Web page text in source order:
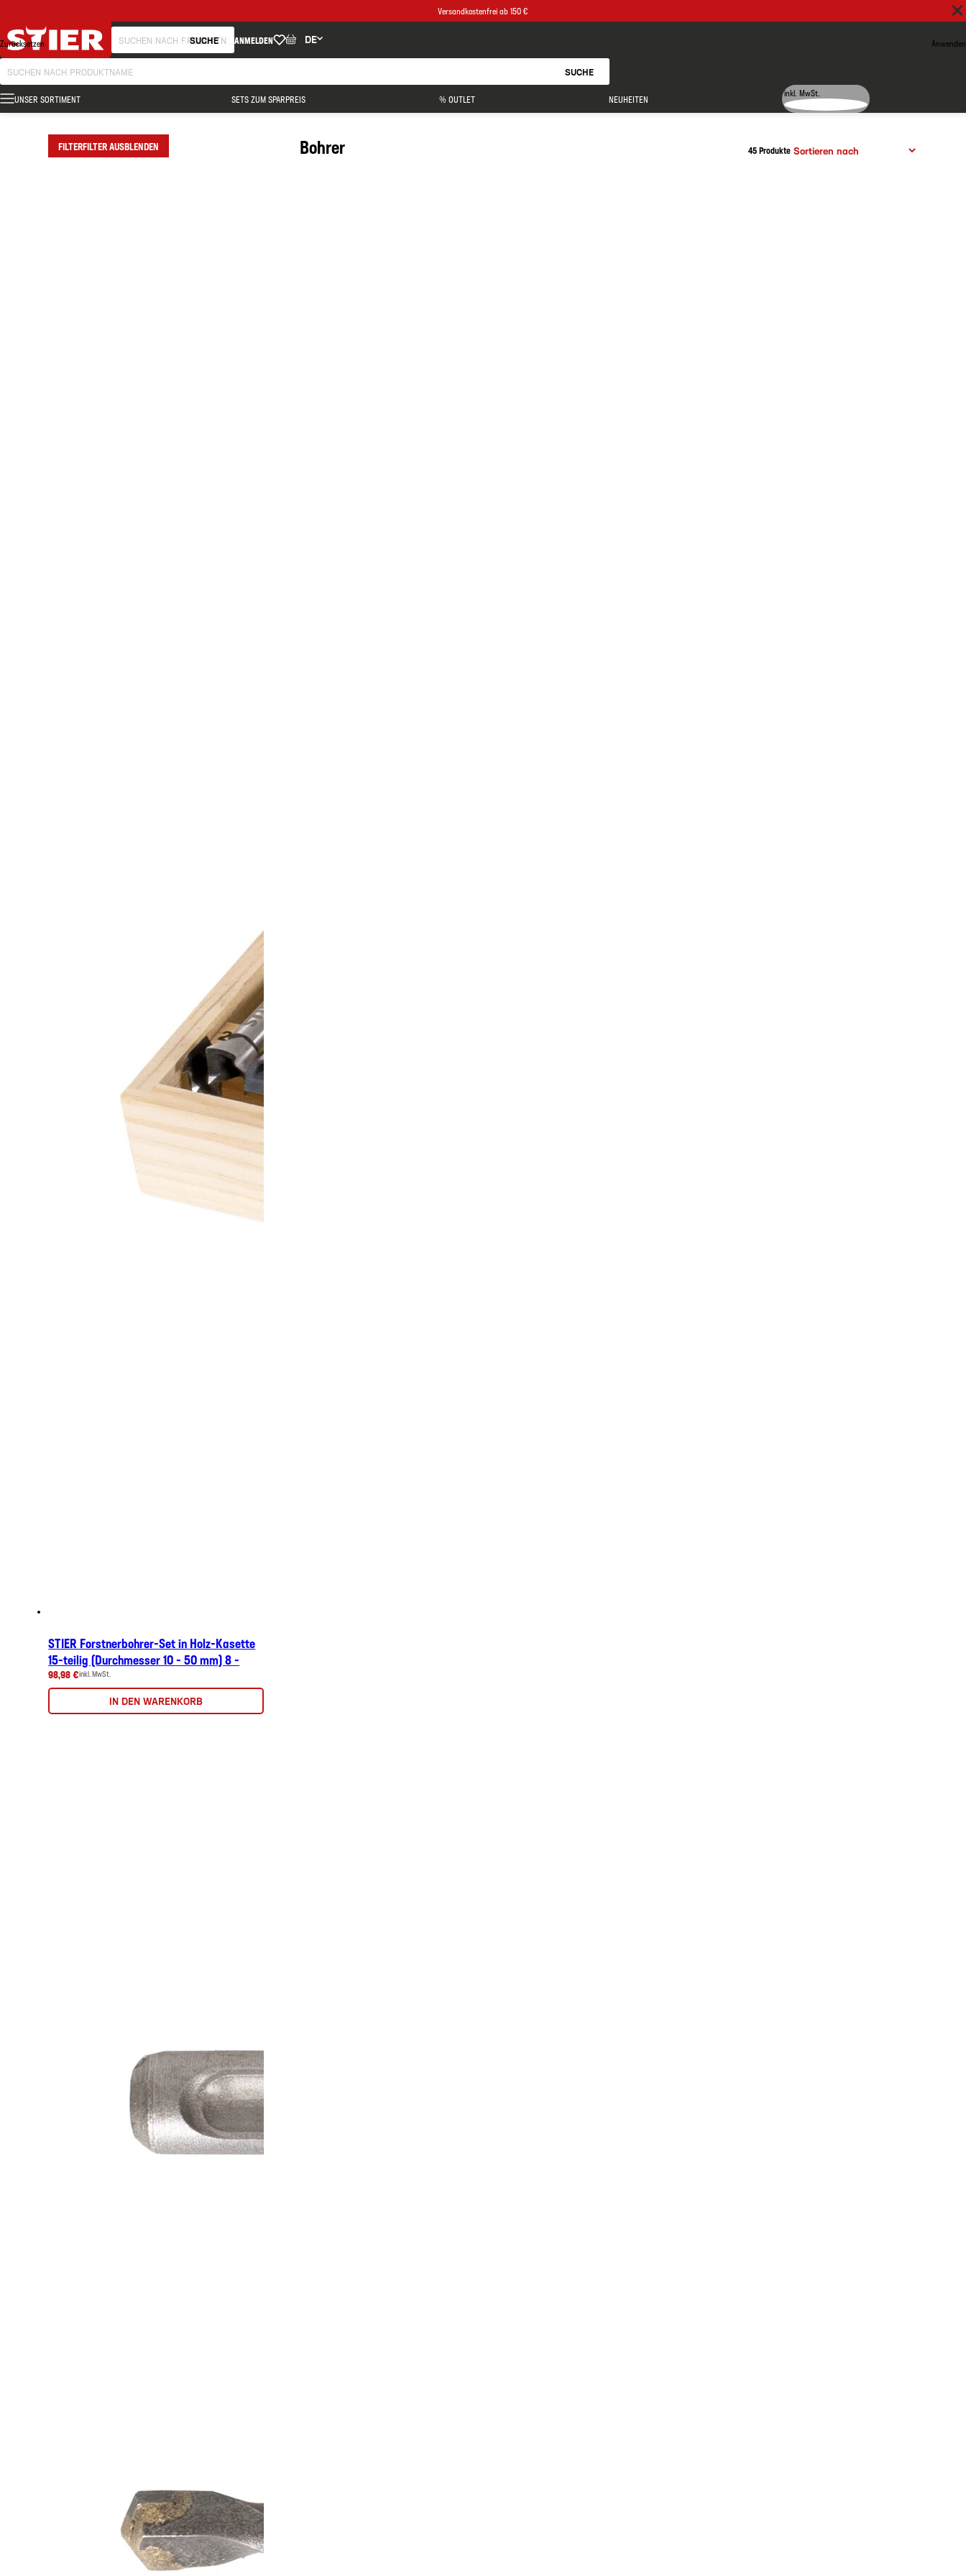
Versandkostenfrei ab 150 €
SUCHE ANMELDEN DE
SUCHE
UNSER SORTIMENT SETS ZUM SPARPREIS % OUTLET NEUHEITEN inkl. MwSt.
FILTERFILTER AUSBLENDEN Bohrer 45 Produkte
Zurücksetzen Anwenden
STIER Forstnerbohrer-Set in Holz-Kasette
15-teilig (Durchmesser 10 - 50 mm) 8 -
98,98 €inkl. MwSt.
IN DEN WARENKORB